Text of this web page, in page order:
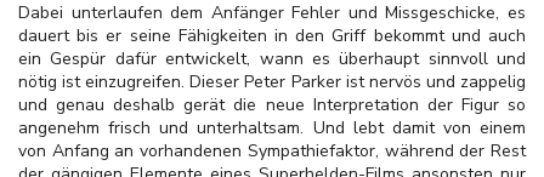
Dabei unterlaufen dem Anfänger Fehler und Missgeschicke, es
dauert bis er seine Fähigkeiten in den Griff bekommt und auch
ein Gespür dafür entwickelt, wann es überhaupt sinnvoll und
nötig ist einzugreifen. Dieser Peter Parker ist nervös und zappelig
und genau deshalb gerät die neue Interpretation der Figur so
angenehm frisch und unterhaltsam. Und lebt damit von einem
von Anfang an vorhandenen Sympathiefaktor, während der Rest